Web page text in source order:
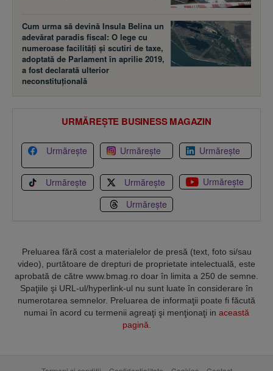
Cum urma să devină Insula Belina un
adevărat paradis fiscal: O lege cu
numeroase facilităţi şi scutiri de taxe,
adoptată de Parlament în aprilie 2019,
a fost declarată ulterior
neconstituţională
URMĂREȘTE BUSINESS MAGAZIN
Urmărește Urmărește Urmărește
Urmărește Urmărește
Urmărește
Urmărește
Preluarea fără cost a materialelor de presă (text, foto si/sau
video), purtătoare de drepturi de proprietate intelectuală, este
aprobată de către www.bmag.ro doar în limita a 250 de semne.
Spaţiile şi URL-ul/hyperlink-ul nu sunt luate în considerare în
numerotarea semnelor. Preluarea de informaţii poate fi făcută
numai în acord cu termenii agreaţi şi menţionaţi in această
pagină